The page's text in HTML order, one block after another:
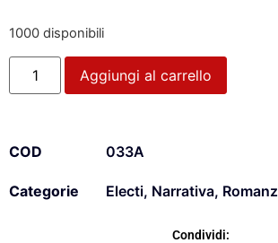
1000 disponibili
Aggiungi al carrello
COD 033A
Categorie Electi, Narrativa,
Condividi: